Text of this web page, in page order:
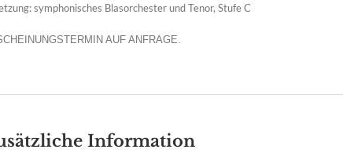
symphonisches Blasorchester und Tenor, Stufe C
AUF ANFRAGE.
Information